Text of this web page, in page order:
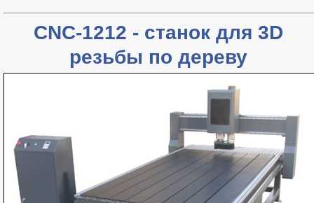
CNC-1212 - станок для 3D
резьбы по дереву